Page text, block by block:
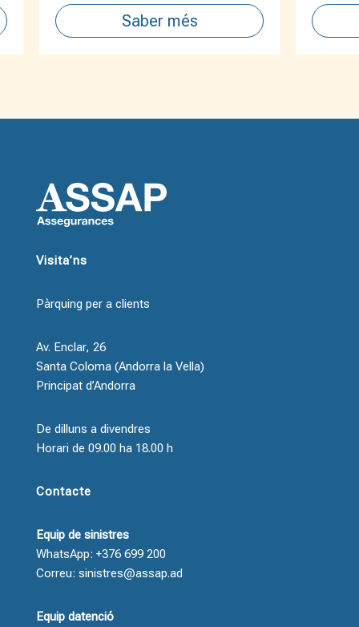
Saber més
Visita’ns
Pàrquing per a clients
Av. Enclar, 26
Santa Coloma (Andorra la Vella)
Principat d’Andorra
De dilluns a divendres
Horari de 09.00 ha 18.00 h
Contacte
Equip de sinistres
WhatsApp: +376 699 200
Correu: sinistres@assap.ad
Equip datenció